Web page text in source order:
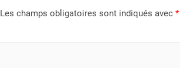
Les champs obligatoires sont indiqués avec*